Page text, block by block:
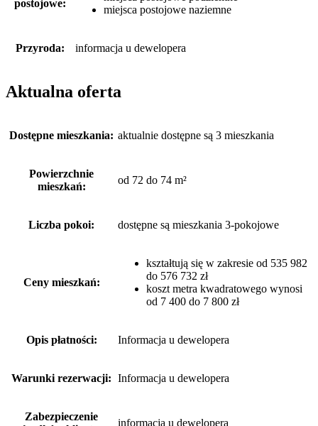
postojowe:
miejsca postojowe naziemne
Przyroda: informacja u dewelopera
Aktualna oferta
Dostępne mieszkania: aktualnie dostępne są 3 mieszkania
Powierzchnie
mieszkań:
od 72 do 74 m²
Liczba pokoi: dostępne są mieszkania 3-pokojowe
Ceny mieszkań:
kształtują się w zakresie od 535 982
do 576 732 zł
koszt metra kwadratowego wynosi
od 7 400 do 7 800 zł
Opis płatności: Informacja u dewelopera
Warunki rezerwacji: Informacja u dewelopera
Zabezpieczenie
informacja u dewelopera